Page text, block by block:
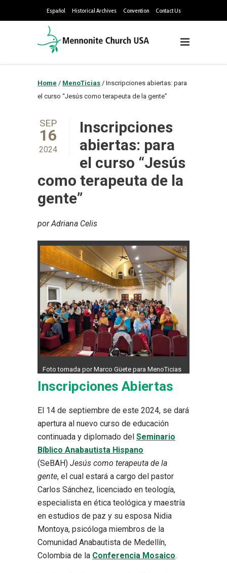
Español Historical Archives Convention Contact Us
Home / MenoTicias / Inscripciones abiertas: para
el curso “Jesús como terapeuta de la gente”
SEP
16
2024
Inscripciones
abiertas: para
el curso “Jesús
como terapeuta de la
gente”
por Adriana Celis
Foto tomada por Marco Güete para MenoTicias
Inscripciones Abiertas
El 14 de septiembre de este 2024, se dará
apertura al nuevo curso de educación
continuada y diplomado del Seminario
Bíblico Anabautista Hispano
(SeBAH) Jesús como terapeuta de la
gente, el cual estará a cargo del pastor
Carlos Sánchez, licenciado en teología,
especialista en ética teológica y maestría
en estudios de paz y su esposa Nidia
Montoya, psicóloga miembros de la
Comunidad Anabautista de Medellín,
Colombia de la Conferencia Mosaico.